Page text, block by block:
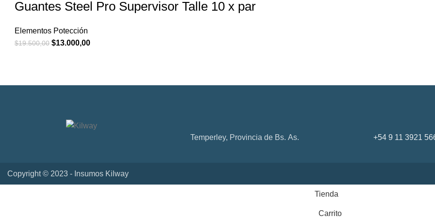
Guantes Steel Pro Supervisor Talle 10 x par
Elementos Potección
$19.500,00 $13.000,00
Temperley, Provincia de Bs. As. +54 9 11 3921
Copyright © 2023 - Insumos Kilway
Tienda
Carrito